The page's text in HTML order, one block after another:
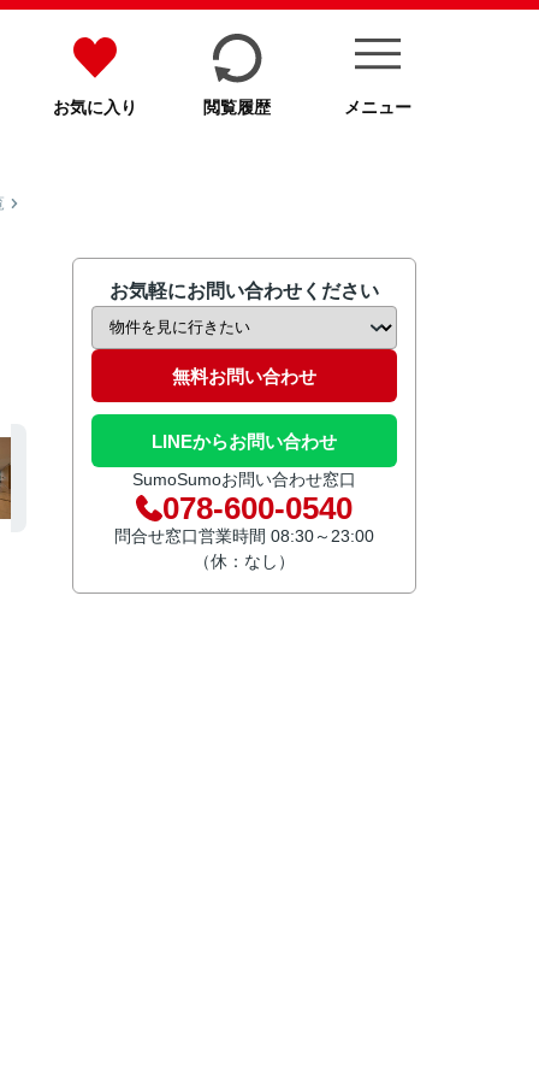
お気に入り 閲覧履歴 メニュー
お気軽にお問い合わせください
無料お問い合わせ
LINEからお問い合わせ
SumoSumoお問い合わせ窓口
078-600-0540
問合せ窓口営業時間 08:30～23:00
（休：なし）